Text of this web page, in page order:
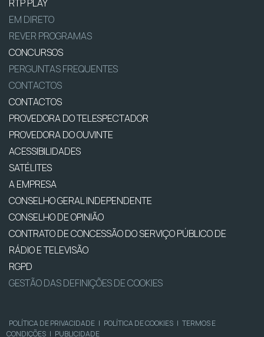
RTP PLAY
EM DIRETO
REVER PROGRAMAS
CONCURSOS
PERGUNTAS FREQUENTES
CONTACTOS
CONTACTOS
PROVEDORA DO TELESPECTADOR
PROVEDORA DO OUVINTE
ACESSIBILIDADES
SATÉLITES
A EMPRESA
CONSELHO GERAL INDEPENDENTE
CONSELHO DE OPINIÃO
CONTRATO DE CONCESSÃO DO SERVIÇO PÚBLICO DE
RÁDIO E TELEVISÃO
RGPD
GESTÃO DAS DEFINIÇÕES DE COOKIES
POLÍTICA DE PRIVACIDADE | POLÍTICA DE COOKIES | TERMOS E
CONDIÇÕES | PUBLICIDADE